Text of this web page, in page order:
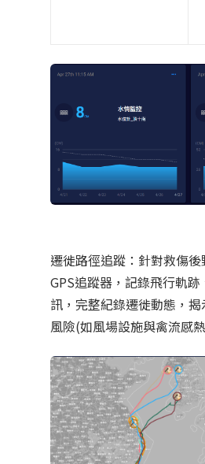
遷徙路徑追蹤：針對救傷
GPS追蹤器，記錄飛行軌
訊，完整紀錄遷徙動態，
風險(如風場設施與禽流感